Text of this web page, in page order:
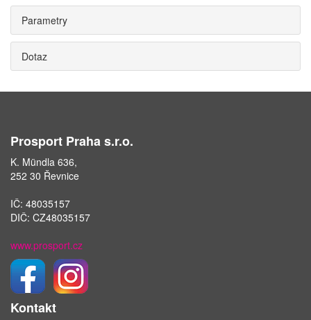
Parametry
Dotaz
Prosport Praha s.r.o.
K. Mündla 636,
252 30 Řevnice
IČ: 48035157
DIČ: CZ48035157
www.prosport.cz
Kontakt